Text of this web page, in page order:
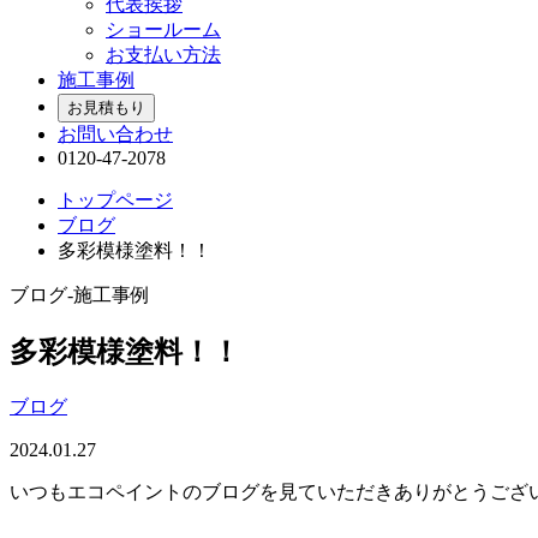
代表挨拶
ショールーム
お支払い方法
施工事例
お見積もり
お問い合わせ
0120-47-2078
トップページ
ブログ
多彩模様塗料！！
ブログ-施工事例
多彩模様塗料！！
ブログ
2024.01.27
いつもエコペイントのブログを見ていただきありがとうござ